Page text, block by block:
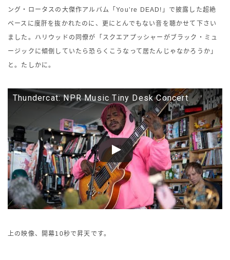
ング・ロータスの大傑作アルバム「You’re DEAD!」で披露した超絶
ベースに度肝を抜かれたのに、更にとんでもない音を聴かせて下さい
ました。ハリウッドの同僚が「スクエアプッシャーがブラック・ミュ
ージックに傾倒していたら恐らくこうなって居たんじゃなかろうか」
と。たしかに。
Thundercat: NPR Music Tiny Desk Concert
上の映像、開幕10秒で昇天です。